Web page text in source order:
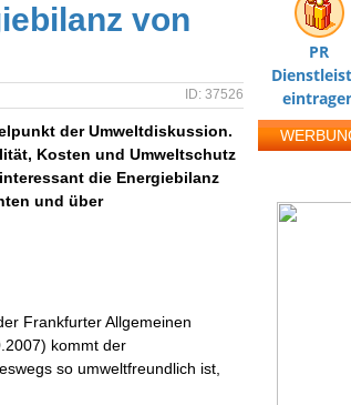
von
ID: 37526
der Umweltdiskussion.
Kosten und Umweltschutz
die Energiebilanz
und über
Frankfurter Allgemeinen
kommt der
so umweltfreundlich ist,
PR